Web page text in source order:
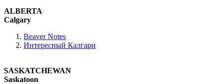
ALBERTA
Calgary
Beaver Notes
Интересный Калгари
SASKATCHEWAN
Saskatoon